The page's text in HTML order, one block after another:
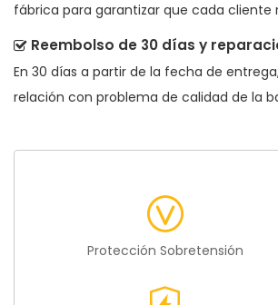
fábrica para garantizar que cada
Reembolso de 30 días y
En 30 días a partir de la fecha de
relación con problema de calidad de la
Protección Sobretensión